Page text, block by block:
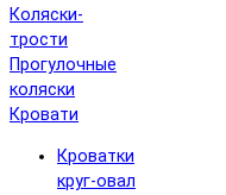
Коляски-
трости
Прогулочные
коляски
Кровати
Кроватки
круг-овал